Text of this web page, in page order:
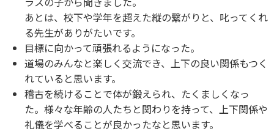
あとは、校下や学年を超えた縦の繋がりと、叱ってくれ
る先生がありがたいです。
目標に向かって頑張れるようになった。
道場のみんなと楽しく交流でき、上下の良い関係もつく
れていると思います。
稽古を続けることで体が鍛えられ、たくましくなっ
た。様々な年齢の人たちと関わりを持って、上下関係や
礼儀を学べることが良かったなと思います。